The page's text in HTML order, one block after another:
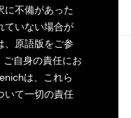
に不備があった
ていない場合が
、原語版をご参
自身の責任にお
は、これら
いて一切の責任
製を禁じます。